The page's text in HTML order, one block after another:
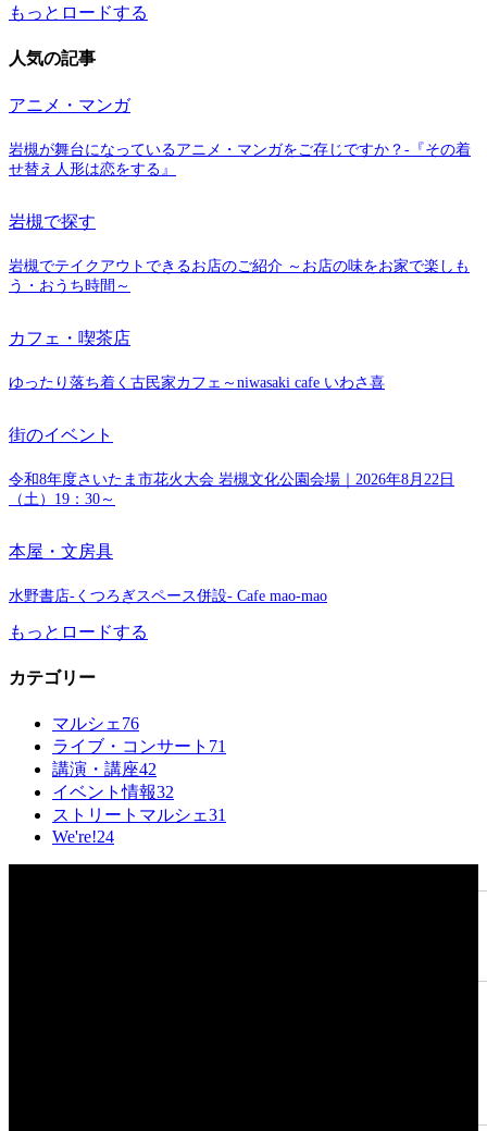
もっとロードする
人気の記事
アニメ・マンガ
岩槻が舞台になっているアニメ・マンガをご存じですか？-『その着
せ替え人形は恋をする』
岩槻で探す
岩槻でテイクアウトできるお店のご紹介 ～お店の味をお家で楽しも
う・おうち時間～
カフェ・喫茶店
ゆったり落ち着く古民家カフェ～niwasaki cafe いわさ喜
街のイベント
令和8年度さいたま市花火大会 岩槻文化公園会場｜2026年8月22日
（土）19：30～
本屋・文房具
水野書店-くつろぎスペース併設- Cafe mao-mao
もっとロードする
カテゴリー
マルシェ 76
ライブ・コンサート 71
講演・講座42
イベント情報32
ストリートマルシェ31
We're!24